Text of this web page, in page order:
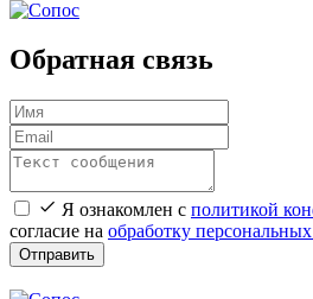
Обратная связь
Я ознакомлен с политикой
согласие на обработку
Отправить